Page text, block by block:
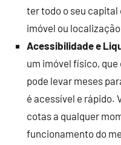
ter todo o seu
imóvel ou
Acessibilidade e
um imóvel físico,
pode levar meses
é acessível e rápido.
cotas a qualquer
funcionamento do